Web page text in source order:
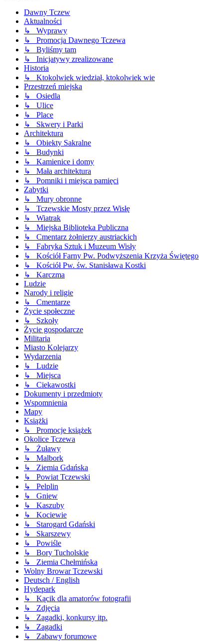
Dawny Tczew
Aktualności
↳ Wyprawy
↳ Promocja Dawnego Tczewa
↳ Byliśmy tam
↳ Inicjatywy zrealizowane
Historia
↳ Ktokolwiek wiedział, ktokolwiek wie
Przestrzeń miejska
↳ Osiedla
↳ Ulice
↳ Place
↳ Skwery i Parki
Architektura
↳ Obiekty Sakralne
↳ Budynki
↳ Kamienice i domy
↳ Mała architektura
↳ Pomniki i miejsca pamięci
Zabytki
↳ Mury obronne
↳ Tczewskie Mosty przez Wisłę
↳ Wiatrak
↳ Miejska Biblioteka Publiczna
↳ Cmentarz żołnierzy austriackich
↳ Fabryka Sztuk i Muzeum Wisły
↳ Kościół Farny Pw. Podwyższenia Krzyża Świętego
↳ Kościół Pw. św. Stanisława Kostki
↳ Karczma
Ludzie
Narody i religie
↳ Cmentarze
Życie społeczne
↳ Szkoły
Życie gospodarcze
Militaria
Miasto Kolejarzy
Wydarzenia
↳ Ludzie
↳ Miejsca
↳ Ciekawostki
Dokumenty i przedmioty
Wspomnienia
Mapy
Książki
↳ Promocje książek
Okolice Tczewa
↳ Żuławy
↳ Malbork
↳ Ziemia Gdańska
↳ Powiat Tczewski
↳ Pelplin
↳ Gniew
↳ Kaszuby
↳ Kociewie
↳ Starogard Gdański
↳ Skarszewy
↳ Powiśle
↳ Bory Tucholskie
↳ Ziemia Chełmińska
Wolny Browar Tczewski
Deutsch / English
Hydepark
↳ Kącik dla amatorów fotografii
↳ Zdjęcia
↳ Zagadki, konkursy itp.
↳ Zagadki
↳ Zabawy forumowe